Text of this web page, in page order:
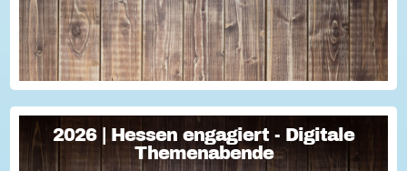
2026 | Hessen engagiert - Digitale
Themenabende
2026 | Hessen engagiert - Digitale
Themenabende